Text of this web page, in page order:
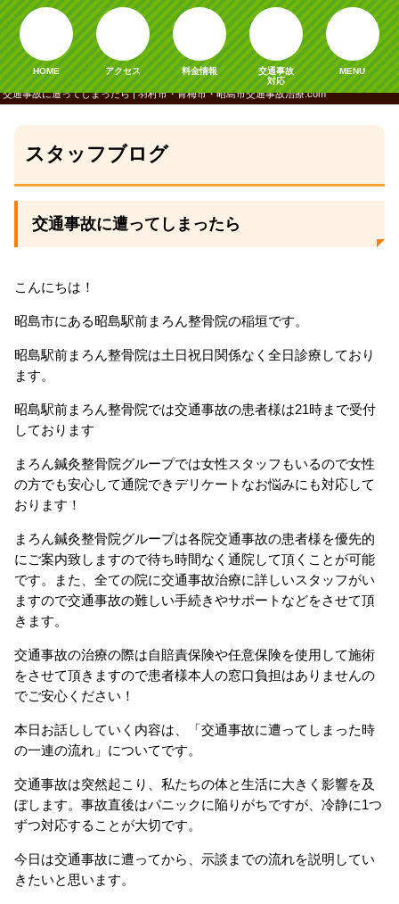
交通事故に遭ってしまったら | 羽村市・青梅市・昭島市交通事故治療.com
HOME アクセス 料金情報
交通事故
対応
MENU
スタッフブログ
交通事故に遭ってしまったら
こんにちは！
昭島市にある昭島駅前まろん整骨院の稲垣です。
昭島駅前まろん整骨院は土日祝日関係なく全日診療しており
ます。
昭島駅前まろん整骨院では交通事故の患者様は21時まで受付
しております
まろん鍼灸整骨院グループでは女性スタッフもいるので女性
の方でも安心して通院できデリケートなお悩みにも対応して
おります！
まろん鍼灸整骨院グループは各院交通事故の患者様を優先的
にご案内致しますので待ち時間なく通院して頂くことが可能
です。また、全ての院に交通事故治療に詳しいスタッフがい
ますので交通事故の難しい手続きやサポートなどをさせて頂
きます。
交通事故の治療の際は自賠責保険や任意保険を使用して施術
をさせて頂きますので患者様本人の窓口負担はありませんの
でご安心ください！
本日お話ししていく内容は、「交通事故に遭ってしまった時
の一連の流れ」についてです。
交通事故は突然起こり、私たちの体と生活に大きく影響を及
ぼします。事故直後はパニックに陥りがちですが、冷静に1つ
ずつ対応することが大切です。
今日は交通事故に遭ってから、示談までの流れを説明してい
きたいと思います。